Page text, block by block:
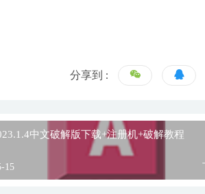
分享到 :
中文破解版下载+注册机+破解教程
15